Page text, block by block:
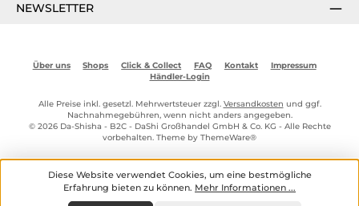
NEWSLETTER
Über uns Shops Click & Collect FAQ Kontakt
Impressum
Händler-Login
Alle Preise inkl. gesetzl. Mehrwertsteuer zzgl. Versandkosten und ggf.
Nachnahmegebühren, wenn nicht anders angegeben.
© 2026 Da-Shisha - B2C - DaShi Großhandel GmbH & Co. KG - Alle Rechte
vorbehalten. Theme by ThemeWare®
Diese Website verwendet Cookies, um eine bestmögliche
Erfahrung bieten zu können. Mehr Informationen ...